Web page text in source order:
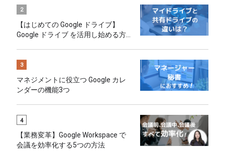
2
【はじめての Google ドライブ】
Google ドライブ を活用し始める方
3
マネジメントに役立つ Google カレ
ンダーの機能3つ
4
【業務変革】Google Workspace で
会議を効率化する5つの方法